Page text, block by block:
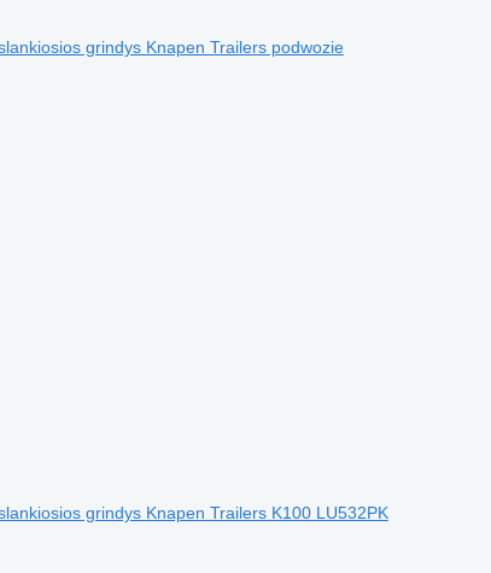
grindys Knapen Trailers podwozie
grindys Knapen Trailers K100 LU532PK